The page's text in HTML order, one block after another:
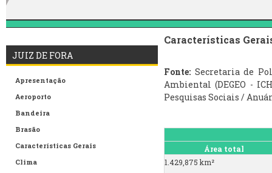
JUIZ DE FORA
Apresentação
Aeroporto
Bandeira
Brasão
Características Gerais
Clima
Características
Fonte: Secretaria de
Ambiental (DEGEO -
Pesquisas Sociais /
Área total
1.429,875 km²